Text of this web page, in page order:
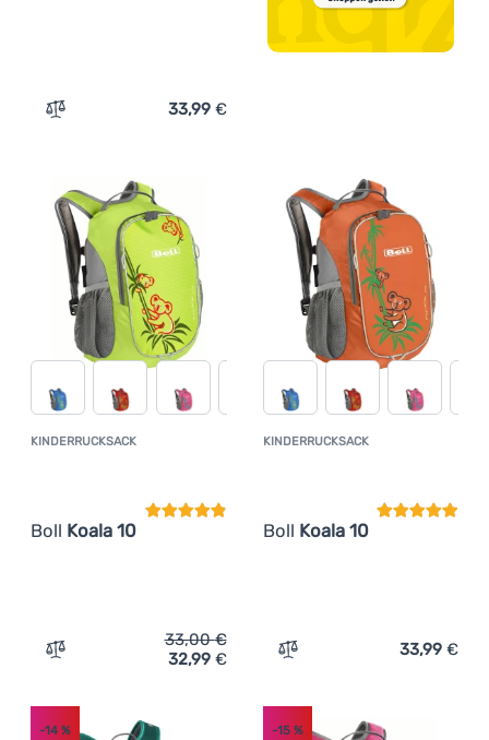
Zum Vergleich 'Kinderrucksack Boll Koala 10' hinzufügen
33,99 €
KINDERRUCKSACK
Boll Koala 10
Kundenbewertung
Zum Vergleich 'Kinderrucksack Boll Koala 10' hinzufügen
33,00€
32,99 €
KINDERRUCKSACK
Boll Koala 10
Zum Vergleich
33,99 €
-14 % -15%